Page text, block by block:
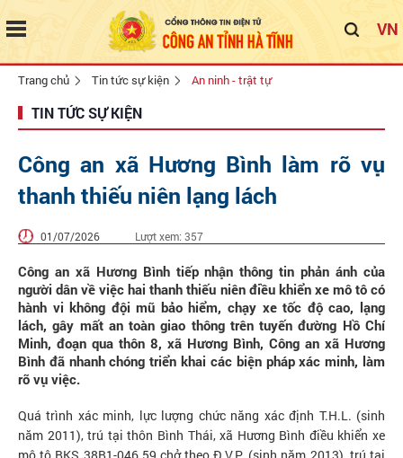
VN
Trang chủ Tin tức sự kiện An ninh - trật tự
TIN TỨC SỰ KIỆN
Công an xã Hương Bình làm rõ vụ
thanh thiếu niên lạng lách
01/07/2026 Lượt xem: 357
Công an xã Hương Bình tiếp nhận thông tin phản ánh của
người dân về việc hai thanh thiếu niên điều khiển xe mô tô có
hành vi không đội mũ bảo hiểm, chạy xe tốc độ cao, lạng
lách, gây mất an toàn giao thông trên tuyến đường Hồ Chí
Minh, đoạn qua thôn 8, xã Hương Bình, Công an xã Hương
Bình đã nhanh chóng triển khai các biện pháp xác minh, làm
rõ vụ việc.
Quá trình xác minh, lực lượng chức năng xác định T.H.L. (sinh
năm 2011), trú tại thôn Bình Thái, xã Hương Bình điều khiển xe